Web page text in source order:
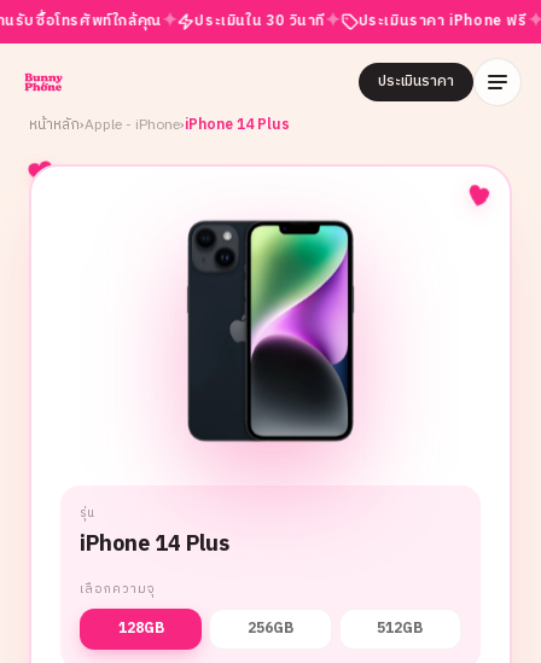
อโทรศัพท์ใกล้คุณ✦ ประเมินใน 30 วินาที ✦ ประเมินราคา iPhone ฟรี✦ เ
ประเมินราคา
หน้าหลัก›Apple - iPhone›iPhone 14 Plus
รุ่น
iPhone 14 Plus
เลือกความจุ
128GB 256GB 512GB